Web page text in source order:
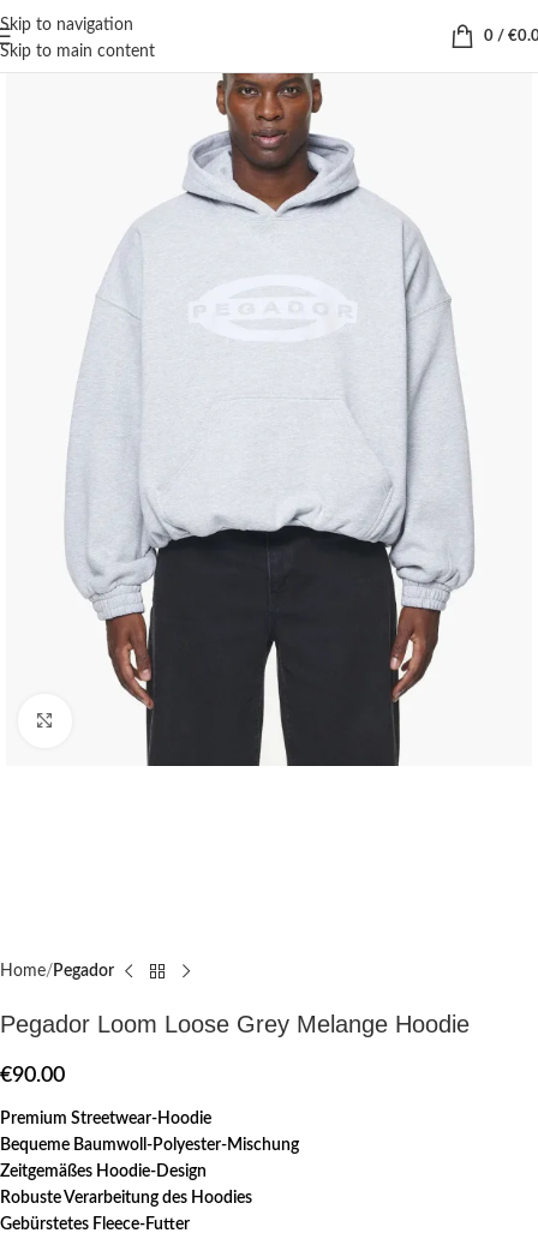
Skip to navigation
Skip to main content
0 / €
Click to enlarge
Home Pegador​
Pegador Loom Loose Grey Melange Hoodie
€90.00
Premium Streetwear-Hoodie
Bequeme Baumwoll-Polyester-Mischung
Zeitgemäßes Hoodie-Design
Robuste Verarbeitung des Hoodies
Gebürstetes Fleece-Futter